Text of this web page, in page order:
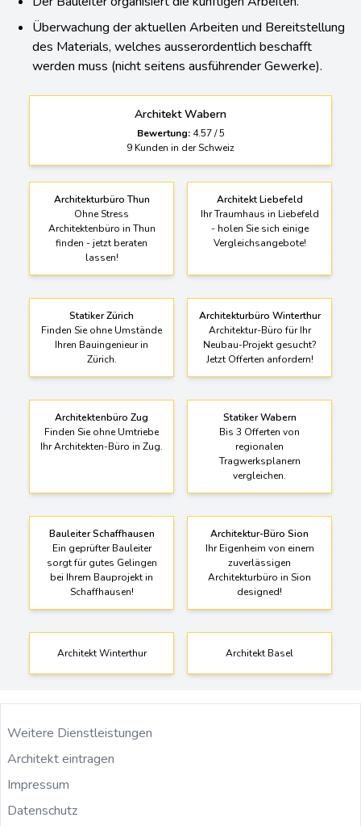
Überwachung der aktuellen Arbeiten und Bereitstellung
des Materials, welches ausserordentlich beschafft
werden muss (nicht seitens ausführender Gewerke).
Architekt Wabern
Bewertung:4.57/5
Kunden in der Schweiz
Architekturbüro Thun
Ohne Stress
Architektenbüro in Thun
finden - jetzt beraten
lassen!
Architekt Liebefeld
Ihr Traumhaus in Liebefeld
- holen Sie sich einige
Vergleichsangebote!
Statiker Zürich
Finden Sie ohne Umstände
Ihren Bauingenieur in
Zürich.
Architekturbüro Winterthur
Architektur-Büro für Ihr
Neubau-Projekt gesucht?
Jetzt Offerten anfordern!
Architektenbüro Zug
Finden Sie ohne Umtriebe
Ihr Architekten-Büro in Zug.
Statiker Wabern
Bis 3 Offerten von
regionalen
Tragwerksplanern
vergleichen.
Bauleiter Schaffhausen
Ein geprüfter Bauleiter
sorgt für gutes Gelingen
bei Ihrem Bauprojekt in
Schaffhausen!
Architektur-Büro Sion
Ihr Eigenheim von einem
zuverlässigen
Architekturbüro in Sion
designed!
Architekt Winterthur Architekt Basel
Architekt eintragen
Impressum
Datenschutz